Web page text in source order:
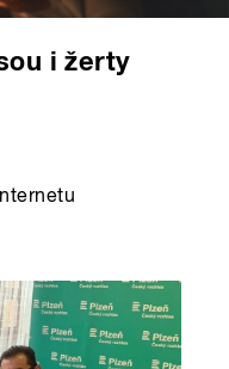
i žerty